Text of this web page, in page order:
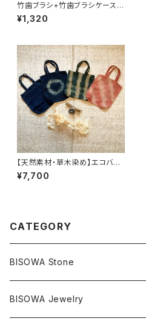
竹歯ブラシ+竹歯ブラシケースセ
ット
¥1,320
【天然素材・草木染め】エコバッ
グ 100％wild hemp
¥7,700
CATEGORY
BISOWA Stone
マスタークリスタル / 水晶
BISOWA Jewelry